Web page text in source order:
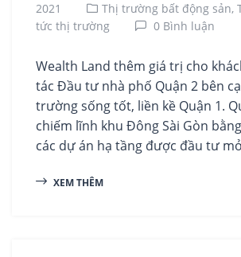
2021
Thị trường bất động sản,
tức thị trường
0 Bình luận
Wealth Land thêm giá trị cho
tác Đầu tư nhà phố Quận 2 bên
trường sống tốt, liền kề Quận 1.
chiếm lĩnh khu Đông Sài Gòn
các dự án hạ tầng được đầu tư
XEM THÊM